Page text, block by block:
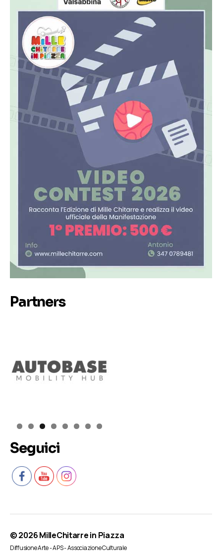
Partners
Seguici
© 2026MilleChitarre in Piazza
Diffusione Arte - APS - Associazione Culturale